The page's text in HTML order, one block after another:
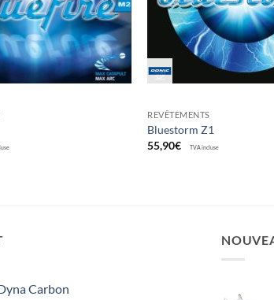
REVÊTEMENTS
Bluestorm Z1
55,90€ TVA incluse
Carbon